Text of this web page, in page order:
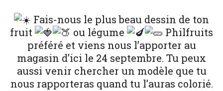
Fais-nous le plus beau dessin de ton
fruit
ou légume
Philfruits
préféré et viens nous l’apporter au
magasin d’ici le 24 septembre. Tu peux
aussi venir chercher un modèle que tu
nous rapporteras quand tu l’auras colorié.